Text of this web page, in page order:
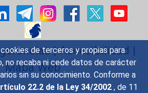
de terceros y propias para
no recaba ni cede datos de carácter
sin su conocimiento. Conforme a
22.2 de la Ley 34/2002 , de 11
|Accesibilidad |
Mapa Web